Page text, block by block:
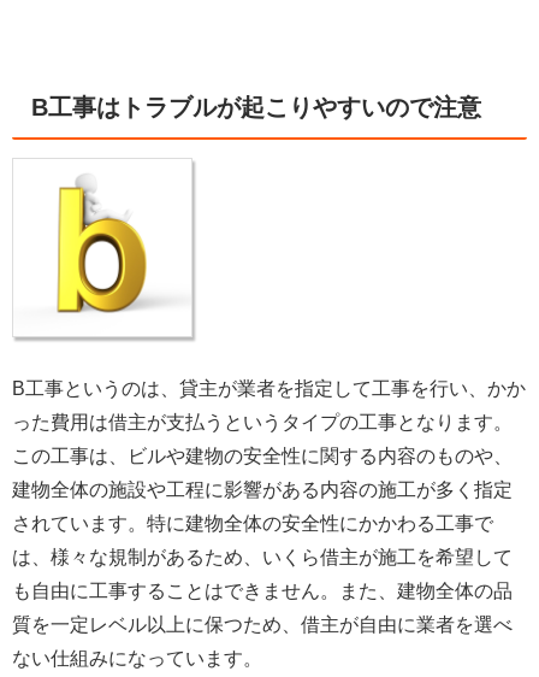
B工事はトラブルが起こりやすいので注意
B工事というのは、貸主が業者を指定して工事を行い、かか
った費用は借主が支払うというタイプの工事となります。
この工事は、ビルや建物の安全性に関する内容のものや、
建物全体の施設や工程に影響がある内容の施工が多く指定
されています。特に建物全体の安全性にかかわる工事で
は、様々な規制があるため、いくら借主が施工を希望して
も自由に工事することはできません。また、建物全体の品
質を一定レベル以上に保つため、借主が自由に業者を選べ
ない仕組みになっています。